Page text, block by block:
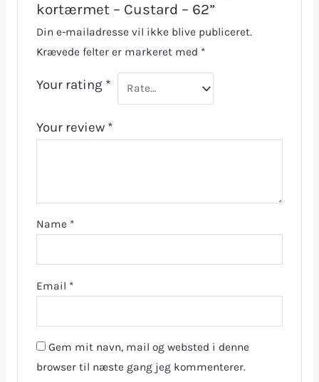
kortærmet – Custard – 62”
Din e-mailadresse vil ikke blive publiceret.
Krævede felter er markeret med *
Your rating *
Your review *
Name *
Email *
Gem mit navn, mail og websted i denne
browser til næste gang jeg kommenterer.